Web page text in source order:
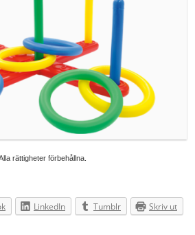
rättigheter förbehållna.
LinkedIn Tumblr Skriv ut